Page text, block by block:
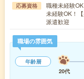
応募資格
職種未経験
未経験OK！
派遣歓迎
職場の雰囲気
年齢層
20代